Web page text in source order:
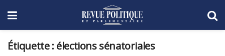
Étiquette : élections sénatoriales